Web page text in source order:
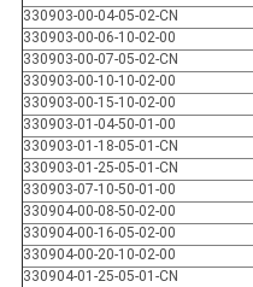
330903-00-04-05-02-CN
330903-00-06-10-02-00
330903-00-07-05-02-CN
330903-00-10-10-02-00
330903-00-15-10-02-00
330903-01-04-50-01-00
330903-01-18-05-01-CN
330903-01-25-05-01-CN
330903-07-10-50-01-00
330904-00-08-50-02-00
330904-00-16-05-02-00
330904-00-20-10-02-00
330904-01-25-05-01-CN